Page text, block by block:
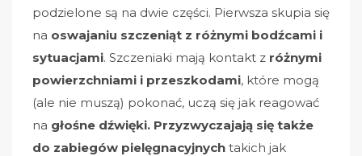
podzielone są na dwie części. Pierwsza skupia się
na oswajaniu szczeniąt z różnymi bodźcami i
sytuacjami. Szczeniaki mają kontakt z różnymi
powierzchniami i przeszkodami, które mogą
(ale nie muszą) pokonać, uczą się jak reagować
na głośne dźwięki. Przyzwyczajają się także
do zabiegów pielęgnacyjnych takich jak